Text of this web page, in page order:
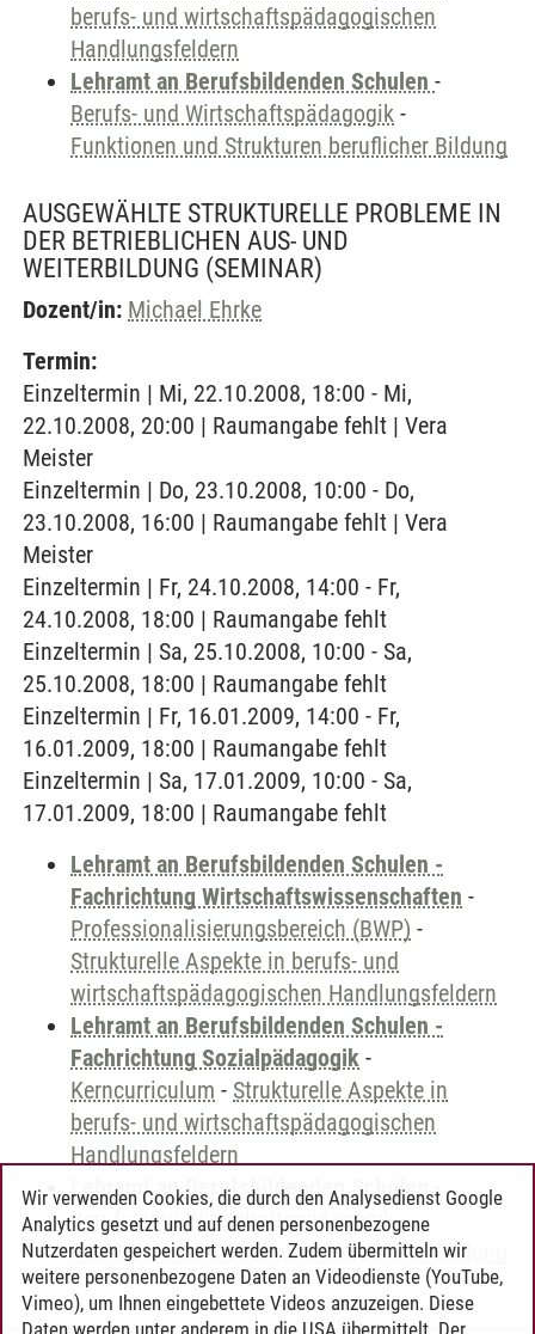
berufs- und wirtschaftspädagogischen
Handlungsfeldern
Lehramt an Berufsbildenden Schulen -
Berufs- und Wirtschaftspädagogik -
Funktionen und Strukturen beruflicher Bildung
AUSGEWÄHLTE STRUKTURELLE PROBLEME IN
DER BETRIEBLICHEN AUS- UND
WEITERBILDUNG (SEMINAR)
Dozent/in: Michael Ehrke
Termin:
Einzeltermin | Mi, 22.10.2008, 18:00 - Mi,
22.10.2008, 20:00 | Raumangabe fehlt | Vera
Meister
Einzeltermin | Do, 23.10.2008, 10:00 - Do,
23.10.2008, 16:00 | Raumangabe fehlt | Vera
Meister
Einzeltermin | Fr, 24.10.2008, 14:00 - Fr,
24.10.2008, 18:00 | Raumangabe fehlt
Einzeltermin | Sa, 25.10.2008, 10:00 - Sa,
25.10.2008, 18:00 | Raumangabe fehlt
Einzeltermin | Fr, 16.01.2009, 14:00 - Fr,
16.01.2009, 18:00 | Raumangabe fehlt
Einzeltermin | Sa, 17.01.2009, 10:00 - Sa,
17.01.2009, 18:00 | Raumangabe fehlt
Lehramt an Berufsbildenden Schulen -
Fachrichtung Wirtschaftswissenschaften -
Professionalisierungsbereich (BWP) -
Strukturelle Aspekte in berufs- und
wirtschaftspädagogischen Handlungsfeldern
Lehramt an Berufsbildenden Schulen -
Fachrichtung Sozialpädagogik -
Kerncurriculum - Strukturelle Aspekte in
berufs- und wirtschaftspädagogischen
Handlungsfeldern
Lehramt an Berufsbildenden Schulen-
Berufs- und Wirtschaftspädagogik-
Funktionen und Strukturen beruflicher Bildung
Wir verwenden Cookies, die durch den Analysedienst Google
Analytics gesetzt und auf denen personenbezogene
Nutzerdaten gespeichert werden. Zudem übermitteln wir
weitere personenbezogene Daten an Videodienste (YouTube,
Vimeo), um Ihnen eingebettete Videos anzuzeigen. Diese
Daten werden unter anderem in die USA übermittelt. Der